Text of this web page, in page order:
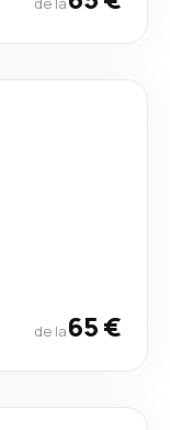
de la65 €